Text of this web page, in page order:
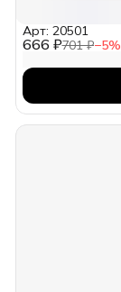
666 ₽701 ₽−5%
Арт: 20501